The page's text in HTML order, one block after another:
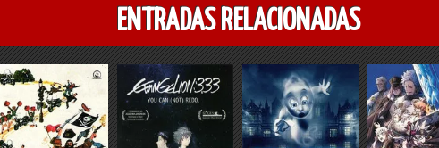
ENTRADAS RELACIONADAS